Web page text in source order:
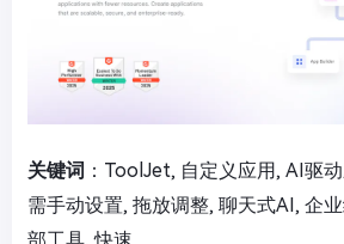
关键词 ：ToolJet, 自定义应用, AI驱
需手动设置, 拖放调整, 聊天式AI, 企